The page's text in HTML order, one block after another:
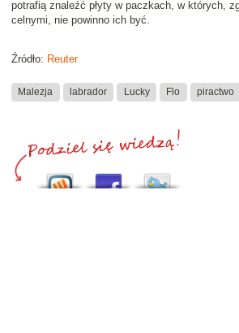
potrafią znaleźć płyty w paczkach, w których,
celnymi, nie powinno ich być.
Źródło: Reuter
Malezja labrador Lucky Flo piractwo